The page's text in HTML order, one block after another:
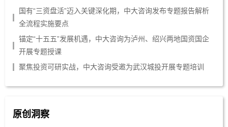
国有“三资盘活”迈入关键深化期，中大咨询发布专题报告解析
全流程实施要点
锚定“十五五”发展机遇，中大咨询为泸州、绍兴两地国资国企
开展专题授课
聚焦投资可研实战，中大咨询受邀为武汉城投开展专题培训
原创洞察